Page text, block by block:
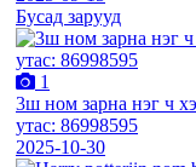
Бусад зарууд
1
3ш ном зарна нэг ч
утас: 86998595
2025-10-30